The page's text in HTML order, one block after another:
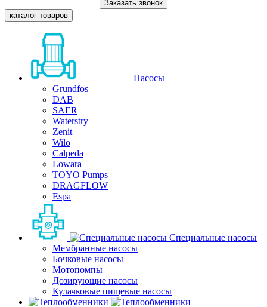
Заказать звонок
каталог товаров
Насосы
Grundfos
DAB
SAER
Waterstry
Zenit
Wilo
Calpeda
Lowara
TOYO Pumps
DRAGFLOW
Espa
Специальные насосы
Мембранные насосы
Бочковые насосы
Мотопомпы
Дозирующие насосы
Кулачковые пищевые насосы